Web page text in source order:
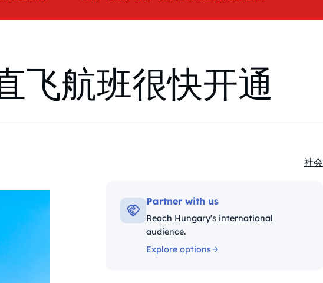
飞航班很快开通
社会
Partner with us
Reach Hungary's international
audience.
Explore options